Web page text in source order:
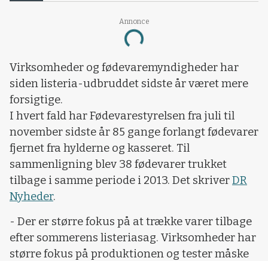
Annonce
Loading...
Virksomheder og fødevaremyndigheder har
siden listeria-udbruddet sidste år været mere
forsigtige.
I hvert fald har Fødevarestyrelsen fra juli til
november sidste år 85 gange forlangt fødevarer
fjernet fra hylderne og kasseret. Til
sammenligning blev 38 fødevarer trukket
tilbage i samme periode i 2013. Det skriverDR
Nyheder.
- Der er større fokus på at trække varer tilbage
efter sommerens listeriasag. Virksomheder har
større fokus på produktionen og tester måske